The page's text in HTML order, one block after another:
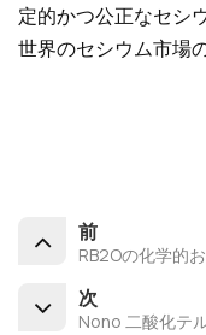
定的かつ公正なセシ
世界のセシウム市場
前
RB2Oの化学的
次
Nono 二酸化テ